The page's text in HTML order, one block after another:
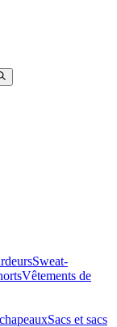
Sweat-
Vêtements de
Sacs et sacs